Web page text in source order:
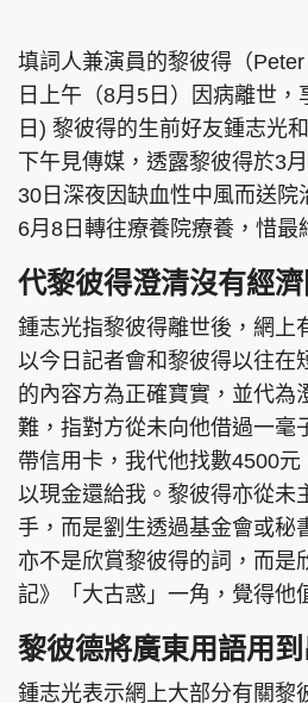
填詞人兼演員的黎彼得（
日上午（8月5日）因病離世
日) 黎彼得的生前好友鍾志光
下午見傳媒，透露黎彼得於3
30日深夜因缺血性中風而送院
6月8日轉往療養院療養，惜最
代黎彼得澄清沒有經
鍾志光指黎彼得離世後，網上
以今日記者會和黎彼得以往在
的內容方為正確寶實，並代為
難，指對方從未向他借過一毫
帶信用卡，我代他找數4500元
以現金還給我。黎彼得亦從未
手，而是劉生透過基金會或秘
亦不是欣賞黎彼得的詞，而是
記》「大古惑」一角，覺得他
黎彼德將廣東用語用
鍾志光表示網上大部分有關黎